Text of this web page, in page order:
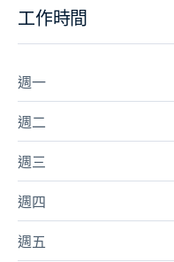
工作時間
週一
週二
週三
週四
週五